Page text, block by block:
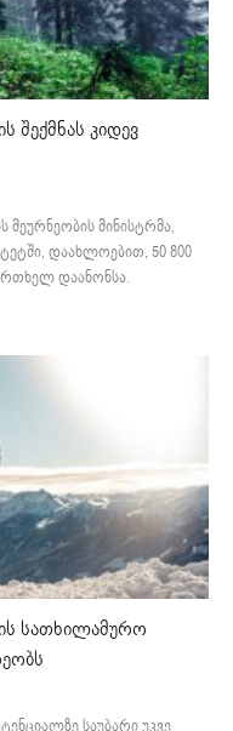
შექმნას კიდევ
მინისტრმა,
დაახლოებით, 50 800
დაანონსა.
სათხილამურო
საუბარი უკვე